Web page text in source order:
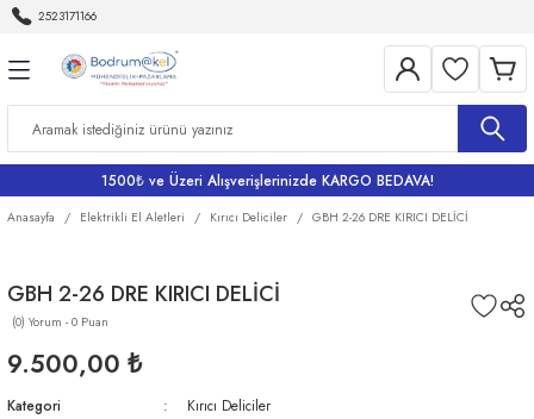
2523171166
Banyo Bataryaları
Eviye Bataryası
1500₺ ve Üzeri Alışverişlerinizde KARGO BEDAVA!
Anasayfa Elektrikli El Aletleri Kırıcı Deliciler GBH 2-26 DRE KIRICI DELİCİ
GBH 2-26 DRE KIRICI DELİCİ
(0) Yorum - 0 Puan
9.500,00 ₺
Kategori
Kırıcı Deliciler